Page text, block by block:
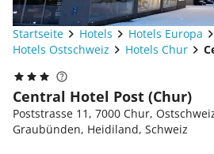
Startseite Hotels Hotels Europa
Hotels Ostschweiz
Hotels Chur
Central Hotel Post (Chur)
Poststrasse 11, 7000 Chur,
Graubünden, Heidiland, Schweiz